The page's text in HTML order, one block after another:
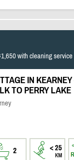
with cleaning
IN KEARNEY
TO PERRY LAKE
2